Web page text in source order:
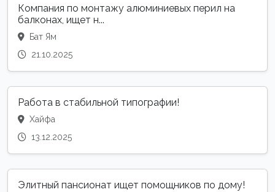
Компания по монтажу алюминиевых перил на
балконах, ищет н...
Бат Ям
21.10.2025
Работа в стабильной типографии!
Хайфа
13.12.2025
Элитный пансионат ищет помощников по дому!